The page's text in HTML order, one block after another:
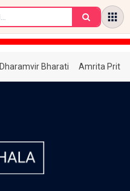
Dharamvir Bharati Amrita